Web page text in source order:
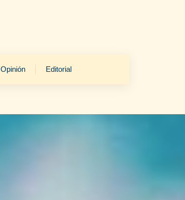
Opinión Editorial